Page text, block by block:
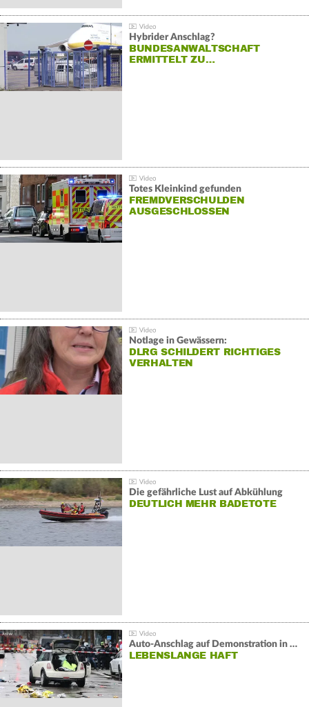
Hybrider Anschlag?
BUNDESANWALTSCHAFT
ERMITTELT ZU…
Totes Kleinkind gefunden
FREMDVERSCHULDEN
AUSGESCHLOSSEN
Notlage in Gewässern:
DLRG SCHILDERT RICHTIGES
VERHALTEN
Die gefährliche Lust auf Abkühlung
DEUTLICH MEHR BADETOTE
Auto-Anschlag auf Demonstration in München:
LEBENSLANGE HAFT